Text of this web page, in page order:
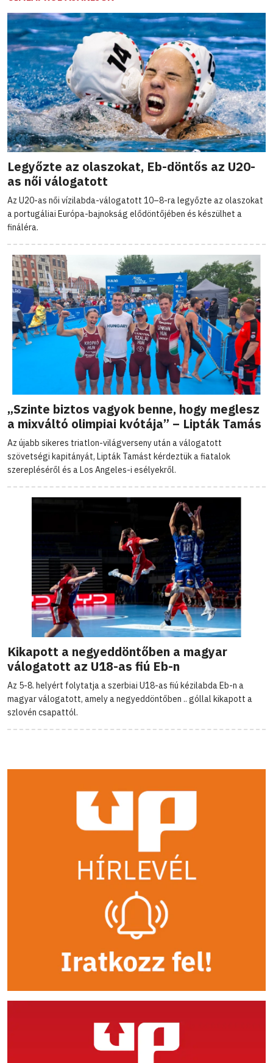
Legyőzte az olaszokat, Eb-döntős az U20-
as női válogatott
Az U20-as női vízilabda-válogatott 10–8-ra legyőzte az olaszokat
a portugáliai Európa-bajnokság elődöntőjében és készülhet a
fináléra.
„Szinte biztos vagyok benne, hogy meglesz
a mixváltó olimpiai kvótája” – Lipták Tamás
Az újabb sikeres triatlon-világverseny után a válogatott
szövetségi kapitányát, Lipták Tamást kérdeztük a fiatalok
szerepléséről és a Los Angeles-i esélyekről.
Kikapott a negyeddöntőben a magyar
válogatott az U18-as fiú Eb-n
Az 5-8. helyért folytatja a szerbiai U18-as fiú kézilabda Eb-n a
magyar válogatott, amely a negyeddöntőben .. góllal kikapott a
szlovén csapattól.